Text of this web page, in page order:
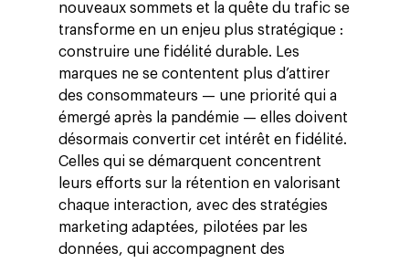
nouveaux sommets et la quête du trafic se
transforme en un enjeu plus stratégique :
construire une fidélité durable. Les
marques ne se contentent plus d’attirer
des consommateurs — une priorité qui a
émergé après la pandémie — elles doivent
désormais convertir cet intérêt en fidélité.
Celles qui se démarquent concentrent
leurs efforts sur la rétention en valorisant
chaque interaction, avec des stratégies
marketing adaptées, pilotées par les
données, qui accompagnent des